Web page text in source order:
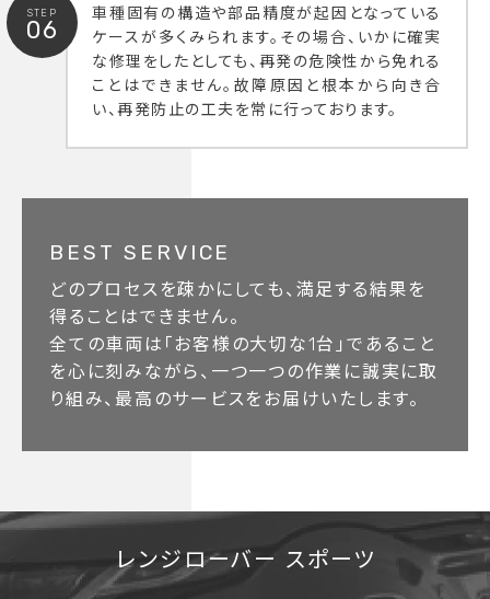
STEP
06
車種固有の構造や部品精度が起因となっている
ケースが多くみられます。その場合、いかに確実
な修理をしたとしても、再発の危険性から免れる
ことはできません。故障原因と根本から向き合
い、再発防止の工夫を常に行っております。
BEST SERVICE
どのプロセスを疎かにしても、満足する結果を
得ることはできません。
全ての車両は「お客様の大切な1台」であること
を心に刻みながら、一つ一つの作業に誠実に取
り組み、最高のサービスをお届けいたします。
レンジローバー スポーツ